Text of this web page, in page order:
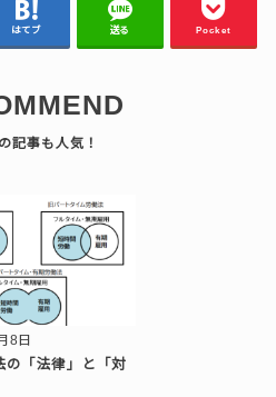
はてブ 送る Pocket
8日
の「法律」と「対